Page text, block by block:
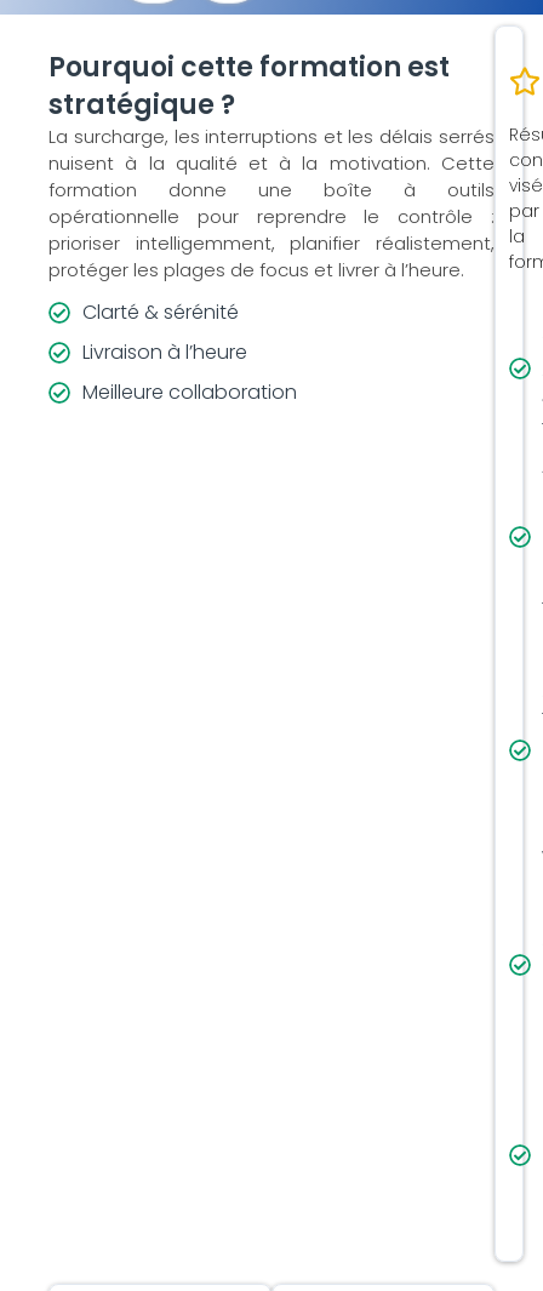
Pourquoi cette formation est
stratégique ?
La surcharge, les interruptions et les délais serrés
nuisent à la qualité et à la motivation. Cette
formation donne une boîte à outils
opérationnelle pour reprendre le contrôle :
prioriser intelligemment, planifier réalistement,
protéger les plages de focus et livrer à l’heure.
Clarté & sérénité
Livraison à l’heure
Meilleure collaboration
par
la